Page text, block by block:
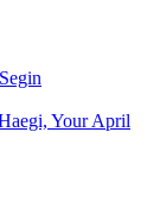
Your April